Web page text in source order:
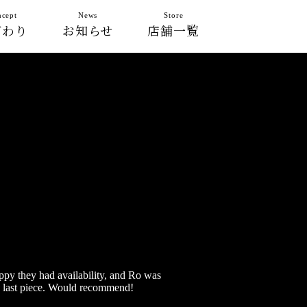
り お知らせ
News
店舗一覧
Store
they had availability, and Ro was
piece. Would recommend!